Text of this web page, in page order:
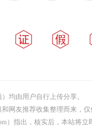
均由用户自行上传分享。
网友推荐收集整理而来，仅
）指出，核实后，本站将立